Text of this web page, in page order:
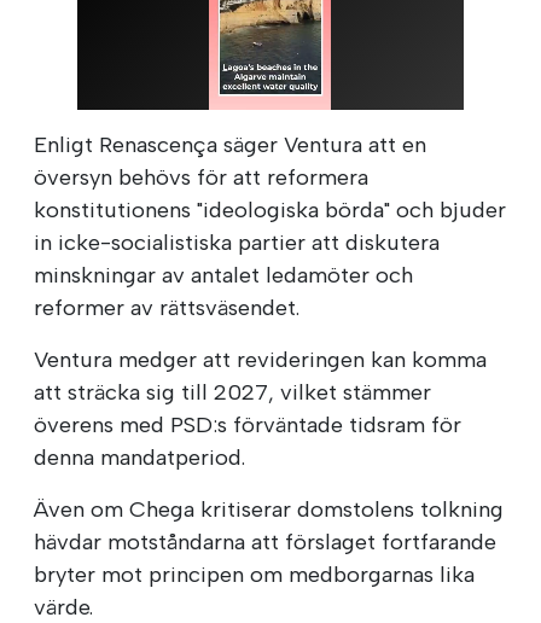
Enligt Renascença säger Ventura att en
översyn behövs för att reformera
konstitutionens "ideologiska börda" och bjuder
in icke-socialistiska partier att diskutera
minskningar av antalet ledamöter och
reformer av rättsväsendet.
Ventura medger att revideringen kan komma
att sträcka sig till 2027, vilket stämmer
överens med PSD:s förväntade tidsram för
denna mandatperiod.
Även om Chega kritiserar domstolens tolkning
hävdar motståndarna att förslaget fortfarande
bryter mot principen om medborgarnas lika
värde.